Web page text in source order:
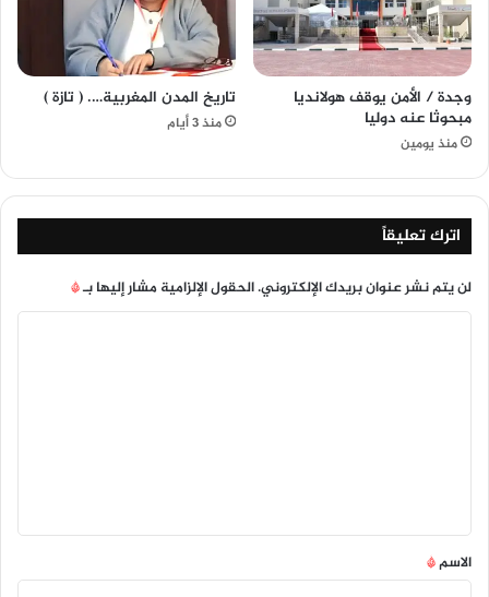
وجدة / الأمن يوقف هولانديا
مبحوثا عنه دوليا
منذ يومين
تاريخ المدن المغربية…. ( تازة )
منذ 3 أيام
اترك تعليقاً
لن يتم نشر عنوان بريدك الإلكتروني.الحقول الإلزامية مشار إليها بـ*
*
الاسم*